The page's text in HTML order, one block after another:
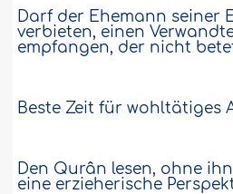
Darf der Ehemann seiner
verbieten, einen
empfangen, der nicht
Beste Zeit für wohltätiges
Den Qurân lesen, ohne
eine erzieherische